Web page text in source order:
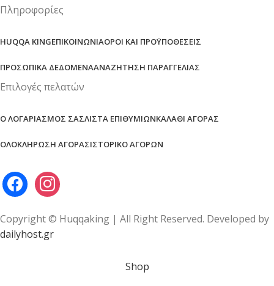
Πληροφορίες
HUQQA KINGΕΠΙΚΟΙΝΩΝΊΑΌΡΟΙ ΚΑΙ ΠΡΟΫΠΟΘΈΣΕΙΣ
ΠΡΟΣΩΠΙΚΆ ΔΕΔΟΜΈΝΑΑΝΑΖΉΤΗΣΗ ΠΑΡΑΓΓΕΛΊΑΣ
Επιλογές πελατών
Ο ΛΟΓΑΡΙΑΣΜΌΣ ΣΑΣΛΊΣΤΑ ΕΠΙΘΥΜΙΏΝΚΑΛΆΘΙ ΑΓΟΡΆΣ
ΟΛΟΚΛΉΡΩΣΗ ΑΓΟΡΆΣΙΣΤΟΡΙΚΌ ΑΓΟΡΏΝ
Copyright © Huqqaking | All Right Reserved. Developed by
dailyhost.gr
Shop